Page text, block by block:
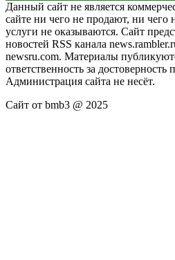
Данный сайт не является
сайте ни чего не продают, ни чего
услуги не оказываются. Сайт
новостей RSS канала
newsru.com. Материалы
ответственность за
Администрация сайта не несёт.
Сайт от bmb3 @ 2025